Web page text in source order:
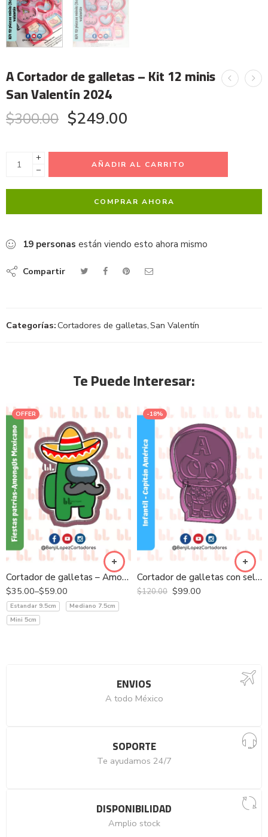
A Cortador de galletas – Kit 12 minis
San Valentín 2024
$300.00 $249.00
+
−
AÑADIR AL CARRITO
COMPRAR AHORA
19 personas están viendo esto ahora mismo
Compartir
Categorías:Cortadores de galletas,San Valentín
Te Puede Interesar:
OFFER
Cortador de galletas – AmongUs Mexicano
$35.00–$59.00
Estandar 9.5cm
Mediano 7.5cm
Mini 5cm
-18%
Cortador de galletas con sello – Héroes -Capitán América
$120.00 $99.00
ENVIOS
A todo México
SOPORTE
Te ayudamos 24/7
DISPONIBILIDAD
Amplio stock